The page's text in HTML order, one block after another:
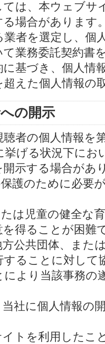
は、本ウェブサ
場合があります
者を選定し、個
業務委託契約書
基づき、個人情
超えた個人情報の
の開示
聴者の個人情報を
げる状況下にお
示する場合があ
護のために必要
は児童の健全な
得ることが困難
公共団体、また
することに対して
より当該事務の
社に個人情報の
トを利用したこ